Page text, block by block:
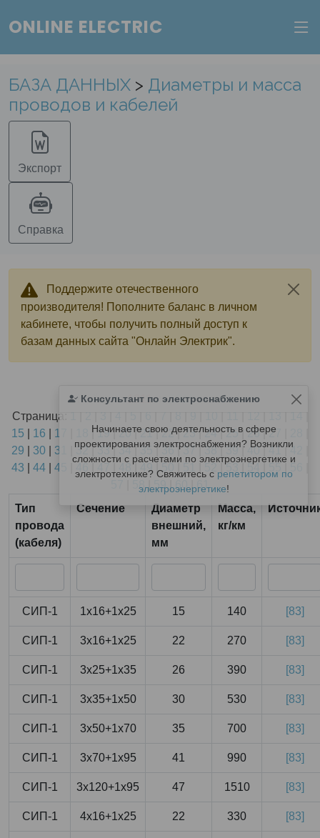
ONLINE ELECTRIC
БАЗА ДАННЫХ > Диаметры и масса
проводов и кабелей
Экспорт
Справка
Поддержите отечественного
производителя! Пополните баланс в личном
кабинете, чтобы получить полный доступ к
базам данных сайта "Онлайн Электрик".
Консультант по электроснабжению
Начинаете свою деятельность в сфере
проектирования электроснабжения? Возникли
сложности с расчетами по электроэнергетике и
электротехнике? Свяжитесь с репетитором по
электроэнергетике!
Найдено1811из1811записей.
Страница:
15
16 17 |19|20|21|22|23|24|25 |26|27
29
30 31 |32|33|34|35 |36|37|38|39| 40|41|42
43
44 45 | 49 |50 | 54
58|59|60|61
Тип
провода
(кабеля)
Сечение
Диаметр
внешний,
мм
Масса,
кг/км
СИП-1 1x16+1x25 15 140 [83]
СИП-1 3x16+1x25 22 270 [83]
СИП-1 3x25+1x35 26 390 [83]
СИП-1 3x35+1x50 30 530 [83]
СИП-1 3x50+1x70 35 700 [83]
СИП-1 3x70+1x95 41 990 [83]
СИП-1 3x120+1x95 47 1510 [83]
СИП-1 4x16+1x25 22 330 [83]
Веб-сервис "Онлайн Электрик"
получить доступ ко всем сервисам "Онлайн
Электрик" без ограничений.